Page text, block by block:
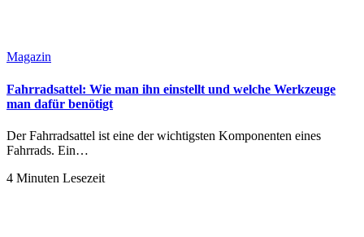
Magazin
Fahrradsattel: Wie man ihn einstellt und welche Werkzeuge
man dafür benötigt
Der Fahrradsattel ist eine der wichtigsten Komponenten eines
Fahrrads. Ein…
4 Minuten Lesezeit